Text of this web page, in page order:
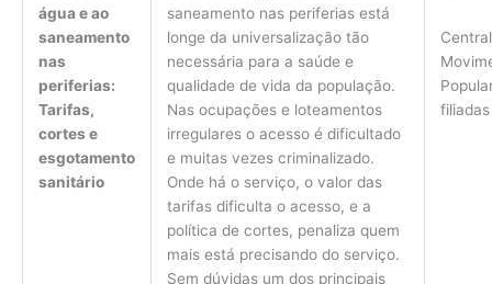
água e ao
saneamento
nas
periferias:
Tarifas,
cortes e
esgotamento
sanitário
saneamento nas periferias está
longe da universalização tão
necessária para a saúde e
qualidade de vida da população.
Nas ocupações e loteamentos
irregulares o acesso é dificultado
e muitas vezes criminalizado.
Onde há o serviço, o valor das
tarifas dificulta o acesso, e a
política de cortes, penaliza quem
mais está precisando do serviço.
Sem dúvidas um dos principais
filiadas